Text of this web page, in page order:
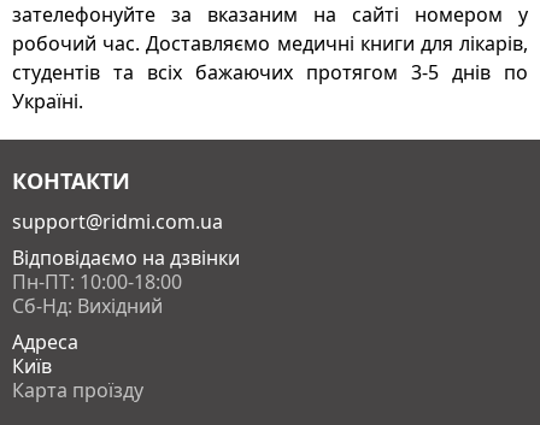
зателефонуйте за вказаним на сайті номером у
робочий час. Доставляємо медичні книги для лікарів,
студентів та всіх бажаючих протягом 3-5 днів по
Україні.
КОНТАКТИ
support@ridmi.com.ua
Відповідаємо на дзвінки
Пн-ПТ: 10:00-18:00
Сб-Нд: Вихідний
Адреса
Київ
Карта проїзду